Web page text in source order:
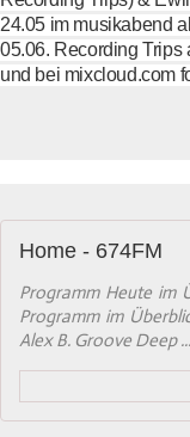
24.05 im musikabend
05.06. Recording Trips
und bei mixcloud.com
Home - 674FM
Programm Heute im
Programm im
Alex B. Groove Deep ...